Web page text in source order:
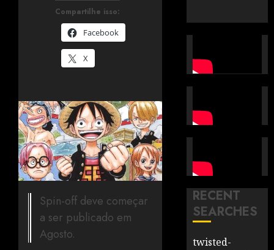
Compartilhe isso:
Facebook
X
Spin-off deve começar
a ser publicado em
Agosto.
RECENT
SEARCHES
twisted-